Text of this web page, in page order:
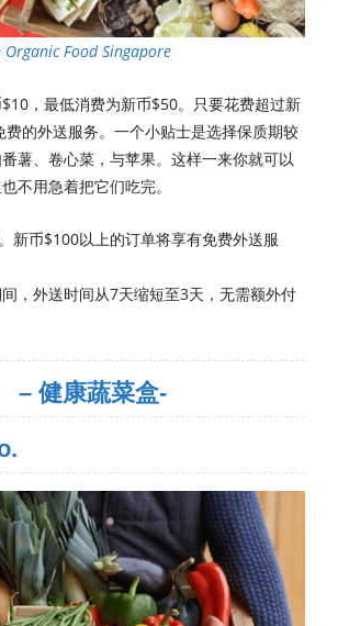
Organic Food Singapore
，最低消费为新币$50。只要花费超过新
的外送服务。一个小贴士是选择保质期较
薯、卷心菜，与苹果。这样一来你就可以
不用急着把它们吃完。
新币$100以上的订单将享有免费外送服
，外送时间从7天缩短至3天，无需额外付
– 健康蔬菜盒-